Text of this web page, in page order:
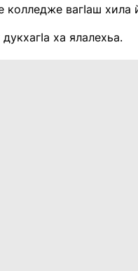
колледже вагIаш хила
ха ялалехьа.